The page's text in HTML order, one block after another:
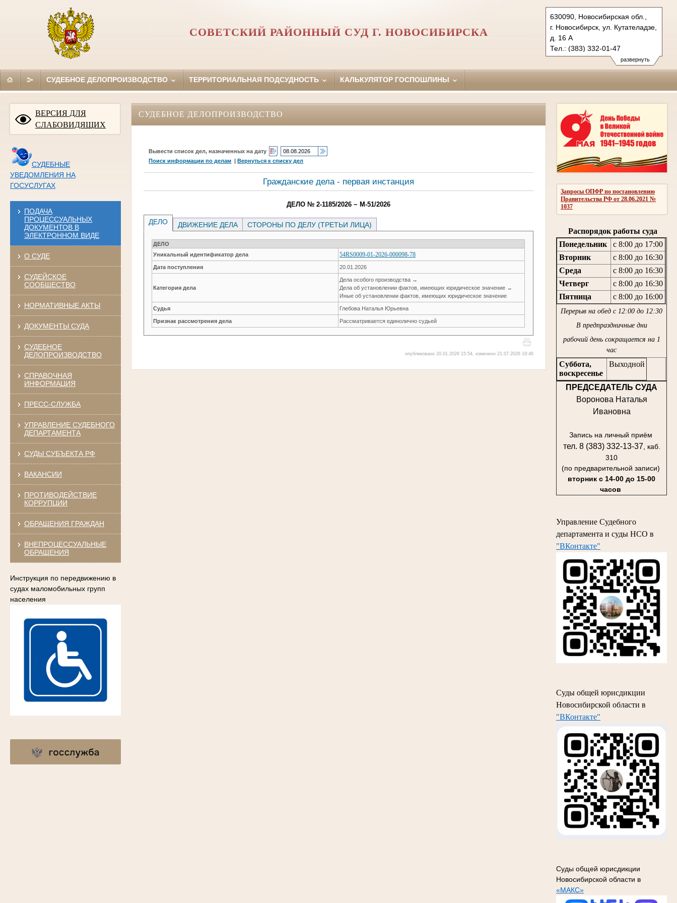
развернуть
630090, Новосибирская обл.,
г. Новосибирск, ул. Кутателадзе,
д. 16 А
Тел.: (383) 332-01-47
240-95-20 (общий отд.);332-13-
38, 316-58-87
СОВЕТСКИЙ РАЙОННЫЙ СУД Г. НОВОСИБИРСКА
СУДЕБНОЕ ДЕЛОПРОИЗВОДСТВО ТЕРРИТОРИАЛЬНАЯ ПОДСУДНОСТЬ КАЛЬКУЛЯТОР ГОСПОШЛИНЫ
ВЕРСИЯ ДЛЯ
СЛАБОВИДЯЩИХ
СУДЕБНЫЕ
УВЕДОМЛЕНИЯ НА
ГОСУСЛУГАХ
ПОДАЧА
ПРОЦЕССУАЛЬНЫХ
ДОКУМЕНТОВ В
ЭЛЕКТРОННОМ ВИДЕ
О СУДЕ
СУДЕЙСКОЕ
СООБЩЕСТВО
НОРМАТИВНЫЕ АКТЫ
ДОКУМЕНТЫ СУДА
СУДЕБНОЕ
ДЕЛОПРОИЗВОДСТВО
СПРАВОЧНАЯ
ИНФОРМАЦИЯ
ПРЕСС-СЛУЖБА
УПРАВЛЕНИЕ СУДЕБНОГО
ДЕПАРТАМЕНТА
СУДЫ СУБЪЕКТА РФ
ВАКАНСИИ
ПРОТИВОДЕЙСТВИЕ
КОРРУПЦИИ
ОБРАЩЕНИЯ ГРАЖДАН
ВНЕПРОЦЕССУАЛЬНЫЕ
ОБРАЩЕНИЯ
Инструкция по передвижению в
судах маломобильных групп
населения
Запросы ОПФР по постановлению
Правительства РФ от 28.06.2021 №
1037
Распорядок работы суда
Понедельник
с 8:00 до 17:00
Вторник
с 8:00 до 16:30
Среда
с 8:00 до 16:30
Четверг
с 8:00 до 16:30
Пятница
с 8:00 до 16:00
Перерыв на обед с 12:00 до 12:30
В предпраздничные дни
рабочий день сокращается на 1
час
Суббота,
воскресенье
Выходной
ПРЕДСЕДАТЕЛЬ СУДА
Воронова Наталья
Ивановна
Запись на личный приём
тел. 8 (383) 332-13-37 , каб.
310
(по предварительной записи)
вторник с 14-00 до 15-00
часов
Управление Судебного
департамента и суды НСО в
"ВКонтакте"
Суды общей юрисдикции
Новосибирской области в
"ВКонтакте"
Суды общей юрисдикции
Новосибирской области в
«МАКС»
СУДЕБНОЕ ДЕЛОПРОИЗВОДСТВО
Вывести список дел, назначенных на дату
Поиск информации по делам |Вернуться к списку дел
Гражданские дела - первая инстанция
ДЕЛО № 2-1185/2026 ~ М-51/2026
ДЕЛО ДВИЖЕНИЕ ДЕЛА СТОРОНЫ ПО ДЕЛУ (ТРЕТЬИ ЛИЦА)
ДЕЛО
Уникальный идентификатор дела
54RS0009-01-2026-000098-78
Дата поступления 20.01.2026
Категория дела
Дела особого производства →
Дела об установлении фактов, имеющих юридическое значение →
Иные об установлении фактов, имеющих юридическое значение
Судья Глебова Наталья Юрьевна
Признак рассмотрения дела Рассматривается единолично судьей
опубликовано 20.01.2026 15:54, изменено 21.07.2026 19:46